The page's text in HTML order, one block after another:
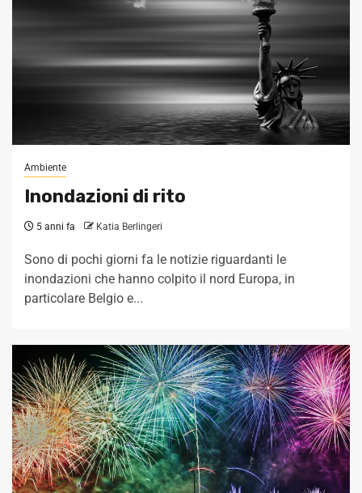
Ambiente
Inondazioni di rito
5 anni fa Katia Berlingeri
Sono di pochi giorni fa le notizie riguardanti le
inondazioni che hanno colpito il nord Europa, in
particolare Belgio e...